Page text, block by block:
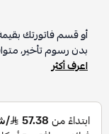
أو قسم فاتورتك
بدون رسوم تأخير،
اعرف أكثر